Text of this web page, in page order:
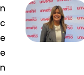
n
c
e
e
n